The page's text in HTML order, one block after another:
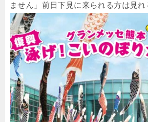
ません」前日下見に来られる方は見れ